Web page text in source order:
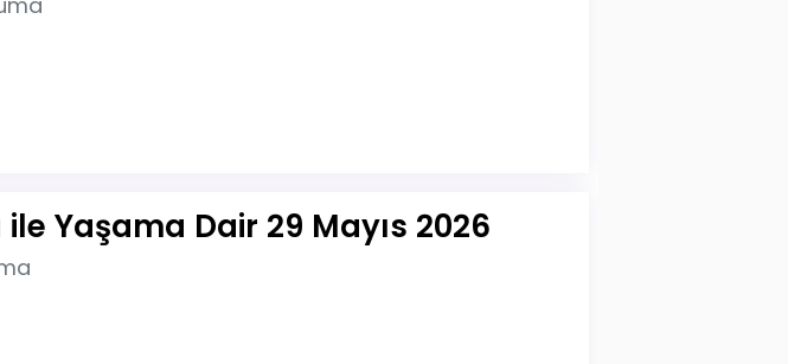
ile Yaşama Dair 29 Mayıs 2026